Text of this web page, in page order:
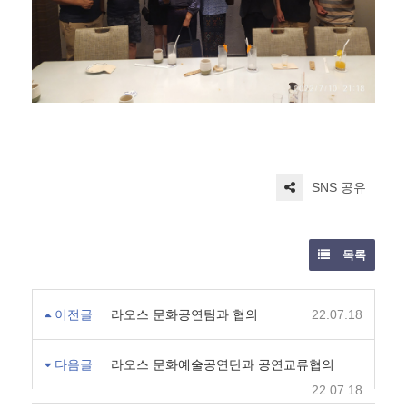
SNS 공유
목록
이전글 라오스 문화공연팀과 협의 22.07.18
다음글
라오스 문화예술공연단과 공연교류협의
22.07.18